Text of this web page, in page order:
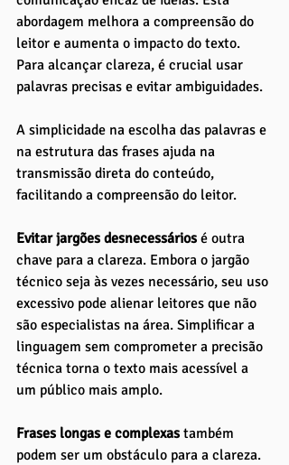
abordagem melhora a compreensão do
leitor e aumenta o impacto do texto.
Para alcançar clareza, é crucial usar
palavras precisas e evitar ambiguidades.
A simplicidade na escolha das palavras e
na estrutura das frases ajuda na
transmissão direta do conteúdo,
facilitando a compreensão do leitor.
Evitar jargões desnecessários é outra
chave para a clareza. Embora o jargão
técnico seja às vezes necessário, seu uso
excessivo pode alienar leitores que não
são especialistas na área. Simplificar a
linguagem sem comprometer a precisão
técnica torna o texto mais acessível a
um público mais amplo.
Frases longas e complexas também
podem ser um obstáculo para a clareza.